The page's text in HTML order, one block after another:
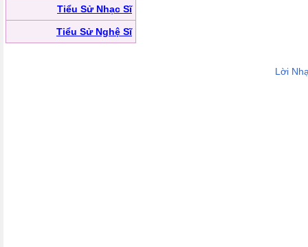
Tiểu Sử Nhạc Sĩ
Tiểu Sử Nghệ Sĩ
Lời